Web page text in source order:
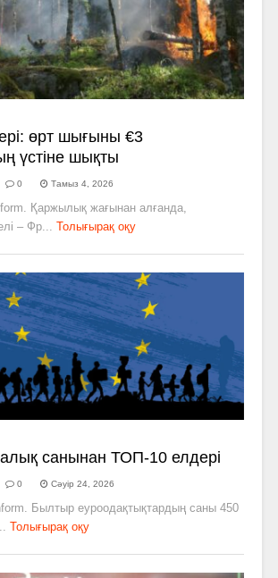
өрт шығыны €3
үстіне шықты
0 Тамыз 4, 2026
Қаржылық жағынан алғанда,
– Фр...
Толығырақ оқу
санынан ТОП-10 елдері
0 Сәуір 24, 2026
Былтыр еуроодақтықтардың саны 450
Толығырақ оқу